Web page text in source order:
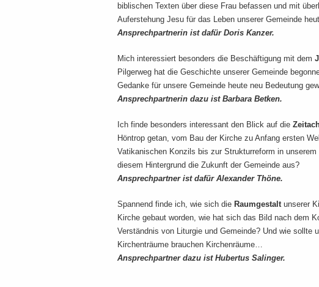
biblischen Texten über diese Frau befassen und mit
Auferstehung Jesu für das Leben unserer Gemeinde
Ansprechpartnerin ist dafür Doris Kanzer.
Mich interessiert besonders die Beschäftigung mit dem
Pilgerweg hat die Geschichte unserer Gemeinde
Gedanke für unsere Gemeinde heute neu Bedeutung
Ansprechpartnerin dazu ist Barbara Betken.
Ich finde besonders interessant den Blick auf die
Höntrop getan, vom Bau der Kirche zu Anfang ersten
Vatikanischen Konzils bis zur Strukturreform in
diesem Hintergrund die Zukunft der Gemeinde aus?
Ansprechpartner ist dafür Alexander Thöne.
Spannend finde ich, wie sich die Raumgestalt unserer
Kirche gebaut worden, wie hat sich das Bild nach dem
Verständnis von Liturgie und Gemeinde? Und wie sollte
Kirchenträume brauchen Kirchenräume…
Ansprechpartner dazu ist Hubertus Salinger.